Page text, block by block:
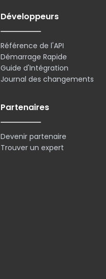
Développeurs
Référence de l'API
Démarrage Rapide
Guide d'Intégration
Journal des changements
Partenaires
Devenir partenaire
Trouver un expert